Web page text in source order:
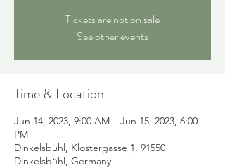
Tickets are not on sale
See other events
Time & Location
Jun 14, 2023, 9:00 AM – Jun 15, 2023, 6:00
PM
Dinkelsbühl, Klostergasse 1, 91550
Dinkelsbühl, Germany